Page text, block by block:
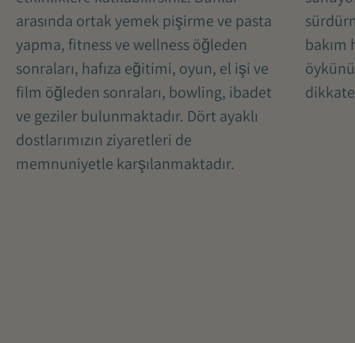
arasında ortak yemek pişirme ve pasta
yapma, fitness ve wellness öğleden
sonraları, hafıza eğitimi, oyun, el işi ve
film öğleden sonraları, bowling, ibadet
ve geziler bulunmaktadır. Dört ayaklı
dostlarımızın ziyaretleri de
memnuniyetle karşılanmaktadır.